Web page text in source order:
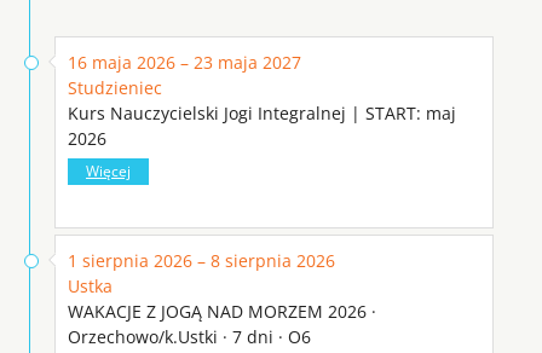
16 maja 2026 – 23 maja 2027
Studzieniec
Kurs Nauczycielski Jogi Integralnej | START: maj
2026
Więcej
1 sierpnia 2026 – 8 sierpnia 2026
Ustka
WAKACJE Z JOGĄ NAD MORZEM 2026 ·
Orzechowo/k.Ustki · 7 dni · O6